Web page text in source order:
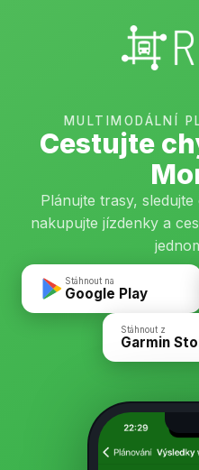
MULTIMODÁLNÍ
Cestujte
Plánujte trasy,
nakupujte jízdenky a
Stáhnout na
Google Play
Stáhnout z
Garmin